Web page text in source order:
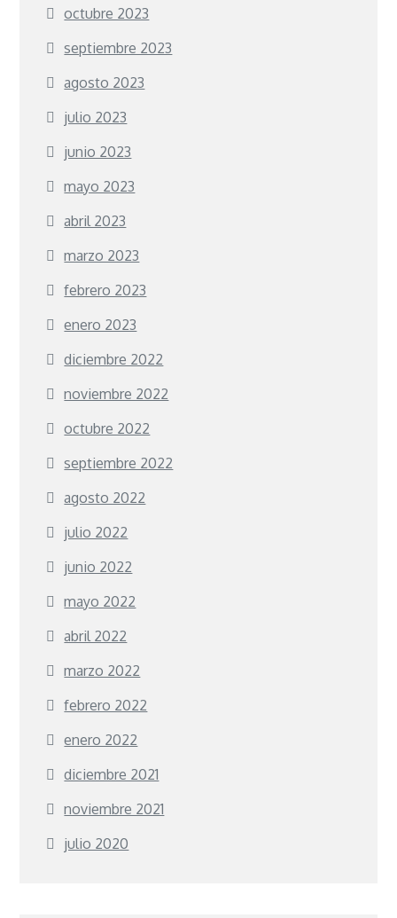
octubre 2023
septiembre 2023
agosto 2023
julio 2023
junio 2023
mayo 2023
abril 2023
marzo 2023
febrero 2023
enero 2023
diciembre 2022
noviembre 2022
octubre 2022
septiembre 2022
agosto 2022
julio 2022
junio 2022
mayo 2022
abril 2022
marzo 2022
febrero 2022
enero 2022
diciembre 2021
noviembre 2021
julio 2020